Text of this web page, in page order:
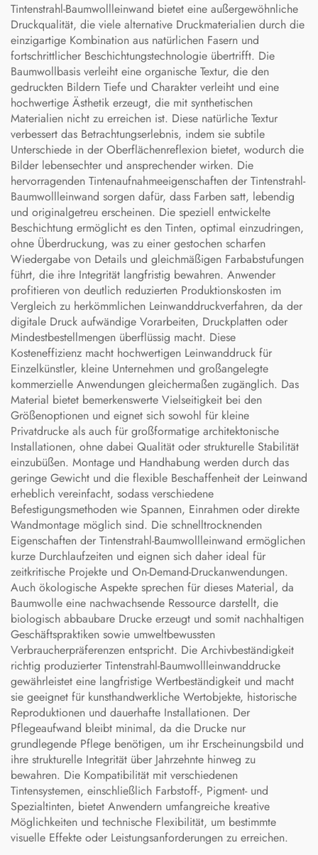
Tintenstrahl-Baumwollleinwand bietet eine außergewöhnliche
Druckqualität, die viele alternative Druckmaterialien durch die
einzigartige Kombination aus natürlichen Fasern und
fortschrittlicher Beschichtungstechnologie übertrifft. Die
Baumwollbasis verleiht eine organische Textur, die den
gedruckten Bildern Tiefe und Charakter verleiht und eine
hochwertige Ästhetik erzeugt, die mit synthetischen
Materialien nicht zu erreichen ist. Diese natürliche Textur
verbessert das Betrachtungserlebnis, indem sie subtile
Unterschiede in der Oberflächenreflexion bietet, wodurch die
Bilder lebensechter und ansprechender wirken. Die
hervorragenden Tintenaufnahmeeigenschaften der Tintenstrahl-
Baumwollleinwand sorgen dafür, dass Farben satt, lebendig
und originalgetreu erscheinen. Die speziell entwickelte
Beschichtung ermöglicht es den Tinten, optimal einzudringen,
ohne Überdruckung, was zu einer gestochen scharfen
Wiedergabe von Details und gleichmäßigen Farbabstufungen
führt, die ihre Integrität langfristig bewahren. Anwender
profitieren von deutlich reduzierten Produktionskosten im
Vergleich zu herkömmlichen Leinwanddruckverfahren, da der
digitale Druck aufwändige Vorarbeiten, Druckplatten oder
Mindestbestellmengen überflüssig macht. Diese
Kosteneffizienz macht hochwertigen Leinwanddruck für
Einzelkünstler, kleine Unternehmen und großangelegte
kommerzielle Anwendungen gleichermaßen zugänglich. Das
Material bietet bemerkenswerte Vielseitigkeit bei den
Größenoptionen und eignet sich sowohl für kleine
Privatdrucke als auch für großformatige architektonische
Installationen, ohne dabei Qualität oder strukturelle Stabilität
einzubüßen. Montage und Handhabung werden durch das
geringe Gewicht und die flexible Beschaffenheit der Leinwand
erheblich vereinfacht, sodass verschiedene
Befestigungsmethoden wie Spannen, Einrahmen oder direkte
Wandmontage möglich sind. Die schnelltrocknenden
Eigenschaften der Tintenstrahl-Baumwollleinwand ermöglichen
kurze Durchlaufzeiten und eignen sich daher ideal für
zeitkritische Projekte und On-Demand-Druckanwendungen.
Auch ökologische Aspekte sprechen für dieses Material, da
Baumwolle eine nachwachsende Ressource darstellt, die
biologisch abbaubare Drucke erzeugt und somit nachhaltigen
Geschäftspraktiken sowie umweltbewussten
Verbraucherpräferenzen entspricht. Die Archivbeständigkeit
richtig produzierter Tintenstrahl-Baumwollleinwanddrucke
gewährleistet eine langfristige Wertbeständigkeit und macht
sie geeignet für kunsthandwerkliche Wertobjekte, historische
Reproduktionen und dauerhafte Installationen. Der
Pflegeaufwand bleibt minimal, da die Drucke nur
grundlegende Pflege benötigen, um ihr Erscheinungsbild und
ihre strukturelle Integrität über Jahrzehnte hinweg zu
bewahren. Die Kompatibilität mit verschiedenen
Tintensystemen, einschließlich Farbstoff-, Pigment- und
Spezialtinten, bietet Anwendern umfangreiche kreative
Möglichkeiten und technische Flexibilität, um bestimmte
visuelle Effekte oder Leistungsanforderungen zu erreichen.